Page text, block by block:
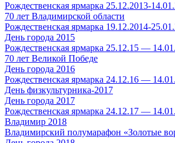
Рождественская ярмарка 25.12.2013-
70 лет Владимирской области
Рождественская ярмарка 19.12.2014-
День города 2015
Рождественская ярмарка 25.12.15 —
70 лет Великой Победе
День города 2016
Рождественская ярмарка 24.12.16 —
День физкультурника-2017
День города 2017
Рождественская ярмарка 24.12.17 —
Владимир 2018
Владимирский полумарафон «Золотые